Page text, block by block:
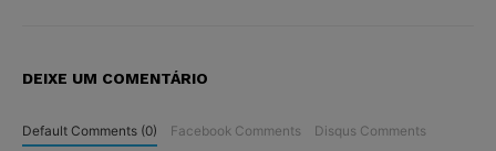
DEIXE UM COMENTÁRIO
Default Comments (0) Facebook Comments Disqus Comments